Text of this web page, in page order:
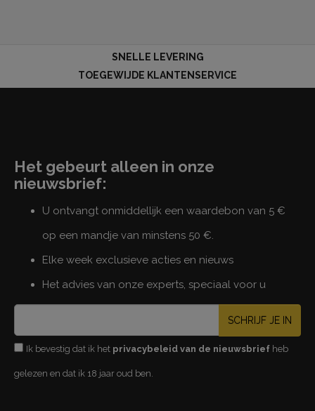
SNELLE LEVERING
TOEGEWIJDE KLANTENSERVICE
Het gebeurt alleen in onze
nieuwsbrief:
U ontvangt onmiddellijk een waardebon van 5 €
op een mandje van minstens 50 €.
Elke week exclusieve acties en nieuws
Het advies van onze experts, speciaal voor u
SCHRIJF JE IN
Ik bevestig dat ik het privacybeleid van de nieuwsbrief heb
gelezen en dat ik 18 jaar oud ben.